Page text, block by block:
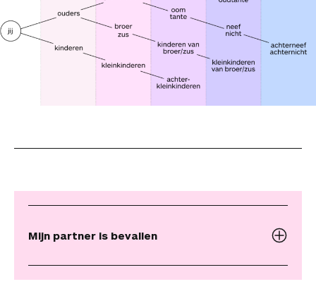
Mijn partner is bevallen